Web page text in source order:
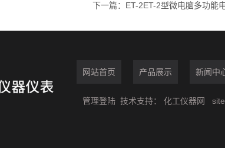
下一篇： ET-2ET-2型微电脑多功能
网站首页 产品展示 新闻中
管理登陆 技术支持： 化工仪器网